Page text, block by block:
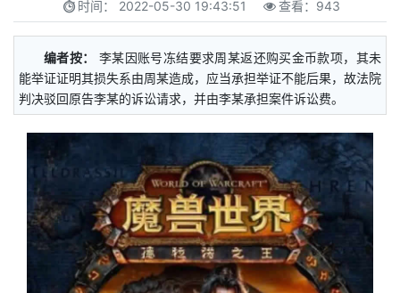
时间： 2022-05-30 19:43:51 查看： 943
编者按：
李某因账号冻结要求周某返还购买金币款项，其未
能举证证明其损失系由周某造成，应当承担举证不能后果，故法院
判决驳回原告李某的诉讼请求，并由李某承担案件诉讼费。